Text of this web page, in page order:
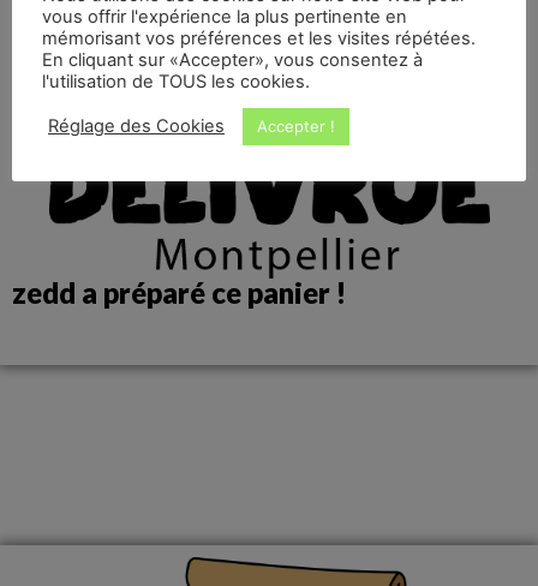
zedd a préparé ce panier !
vous offrir l'expérience la plus pertinente en
mémorisant vos préférences et les visites répétées.
En cliquant sur «Accepter», vous consentez à
l'utilisation de TOUS les cookies.
Réglage des Cookies Accepter !